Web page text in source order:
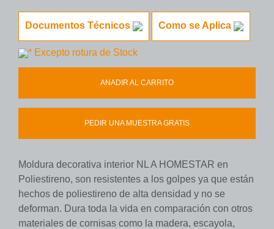
Documentos Técnicos Como se Aplica
* Excepto rotura de Stock
ANADIR AL CARRITO
PEDIR UNA MUESTRA GRATIS
Moldura decorativa interior NL A HOMESTAR en
Poliestireno, son resistentes a los golpes ya que están
hechos de poliestireno de alta densidad y no se
deforman. Dura toda la vida en comparación con otros
materiales de cornisas como la madera, escayola,